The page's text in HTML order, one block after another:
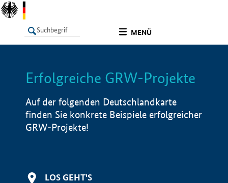
MENÜ
LISTE Info
Erfolgreiche GRW-Projekte
Auf der folgenden Deutschlandkarte
finden Sie konkrete Beispiele erfolgreicher
GRW-Projekte!
LOS GEHT'S